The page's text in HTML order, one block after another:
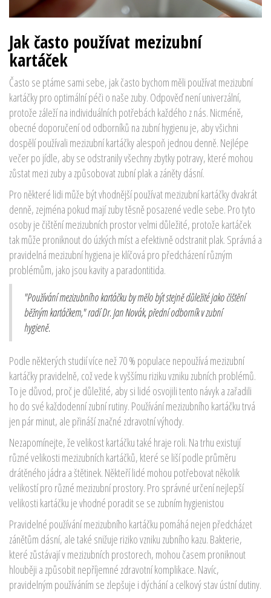
Jak často používat mezizubní
kartáček
Často se ptáme sami sebe, jak často bychom měli používat mezizubní
kartáčky pro optimální péči o naše zuby. Odpověď není univerzální,
protože záleží na individuálních potřebách každého z nás. Nicméně,
obecné doporučení od odborníků na zubní hygienu je, aby všichni
dospělí používali mezizubní kartáčky alespoň jednou denně. Nejlépe
večer po jídle, aby se odstranily všechny zbytky potravy, které mohou
zůstat mezi zuby a způsobovat zubní plak a záněty dásní.
Pro některé lidi může být vhodnější používat mezizubní kartáčky dvakrát
denně, zejména pokud mají zuby těsně posazené vedle sebe. Pro tyto
osoby je čištění mezizubních prostor velmi důležité, protože kartáček
tak může proniknout do úzkých míst a efektivně odstranit plak. Správná a
pravidelná mezizubní hygiena je klíčová pro předcházení různým
problémům, jako jsou kavity a paradontitida.
"Používání mezizubního kartáčku by mělo být stejně důležité jako čištění
běžným kartáčkem," radí Dr. Jan Novák, přední odborník v zubní
hygieně.
Podle některých studií více než 70 % populace nepoužívá mezizubní
kartáčky pravidelně, což vede k vyššímu riziku vzniku zubních problémů.
To je důvod, proč je důležité, aby si lidé osvojili tento návyk a zařadili
ho do své každodenní zubní rutiny. Používání mezizubního kartáčku trvá
jen pár minut, ale přináší značné zdravotní výhody.
Nezapomínejte, že velikost kartáčku také hraje roli. Na trhu existují
různé velikosti mezizubních kartáčků, které se liší podle průměru
drátěného jádra a štětinek. Někteří lidé mohou potřebovat několik
velikostí pro různé mezizubní prostory. Pro správné určení nejlepší
velikosti kartáčku je vhodné poradit se se zubním hygienistou
Pravidelné používání mezizubního kartáčku pomáhá nejen předcházet
zánětům dásní, ale také snižuje riziko vzniku zubního kazu. Bakterie,
které zůstávají v mezizubních prostorech, mohou časem proniknout
hlouběji a způsobit nepříjemné zdravotní komplikace. Navíc,
pravidelným používáním se zlepšuje i dýchání a celkový stav ústní dutiny.